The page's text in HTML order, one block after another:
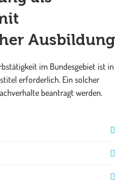
Ausbildung
im Bundesgebiet ist in
erforderlich. Ein solcher
beantragt werden.